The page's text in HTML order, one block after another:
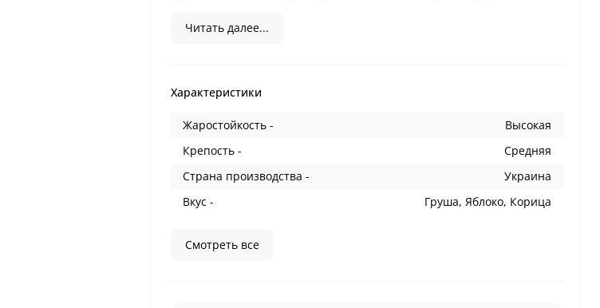
Читать далее...
Характеристики
Жаростойкость -
Высокая
Крепость -
Средняя
Страна производства -
Украина
Вкус -
Груша, Яблоко, Корица
Смотреть все